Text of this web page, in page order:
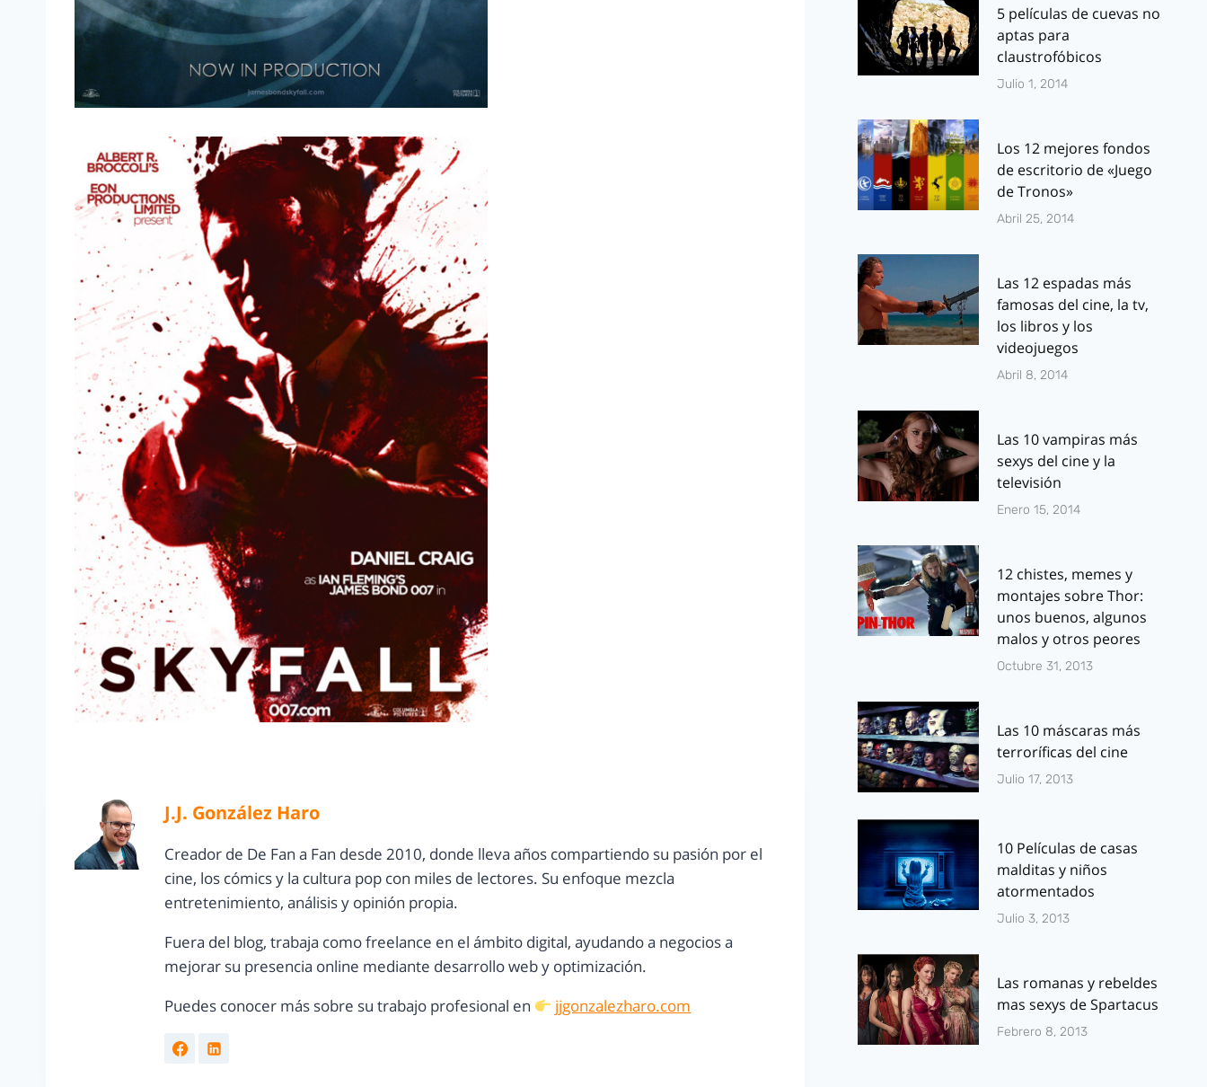
J.J. González Haro
Creador de De Fan a Fan desde 2010, donde lleva años compartiendo su pasión por el
cine, los cómics y la cultura pop con miles de lectores. Su enfoque mezcla
entretenimiento, análisis y opinión propia.
Fuera del blog, trabaja como freelance en el ámbito digital, ayudando a negocios a
mejorar su presencia online mediante desarrollo web y optimización.
Puedes conocer más sobre su trabajo profesional en
jjgonzalezharo.com
5 películas de cuevas no
aptas para
claustrofóbicos
Julio 1, 2014
Los 12 mejores fondos
de escritorio de «Juego
de Tronos»
Abril 25, 2014
Las 12 espadas más
famosas del cine, la tv,
los libros y los
videojuegos
Abril 8, 2014
Las 10 vampiras más
sexys del cine y la
televisión
Enero 15, 2014
12 chistes, memes y
montajes sobre Thor:
unos buenos, algunos
malos y otros peores
Octubre 31, 2013
Las 10 máscaras más
terroríficas del cine
Julio 17, 2013
10 Películas de casas
malditas y niños
atormentados
Julio 3, 2013
Las romanas y rebeldes
mas sexys de Spartacus
Febrero 8, 2013